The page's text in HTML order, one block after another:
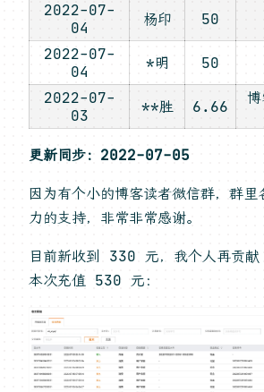
2022-07-
04
杨印 50
2022-07-
04
*明 50
2022-07-
03
**胜 6.66
更新同步：2022-07-05
因为有个小的博客读者微信群，群里
力的支持，非常非常感谢。
目前新收到 330 元，我个人再贡
本次充值 530 元：